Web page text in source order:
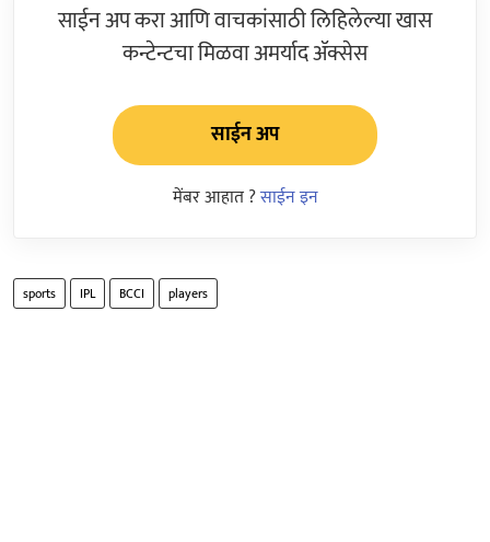
साईन अप करा आणि वाचकांसाठी लिहिलेल्या खास
कन्टेन्टचा मिळवा अमर्याद ॲक्सेस
साईन अप
मेंबर आहात ?साईन इन
sports IPL BCCI players